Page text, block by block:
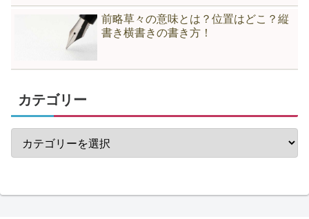
前略草々の意味とは？位置はどこ？縦
書き横書きの書き方！
カテゴリー